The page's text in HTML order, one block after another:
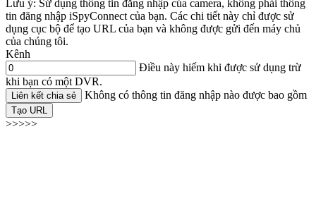
Lưu ý: Sử dụng thông tin đăng nhập của camera, không phải thông
tin đăng nhập iSpyConnect của bạn. Các chi tiết này chỉ được sử
dụng cục bộ để tạo URL của bạn và không được gửi đến máy chủ
của chúng tôi.
Kênh
Điều này hiếm khi được sử dụng trừ
khi bạn có một DVR.
Liên kết chia sẻ Không có thông tin đăng nhập nào được bao gồm
Tạo URL
>>>>>